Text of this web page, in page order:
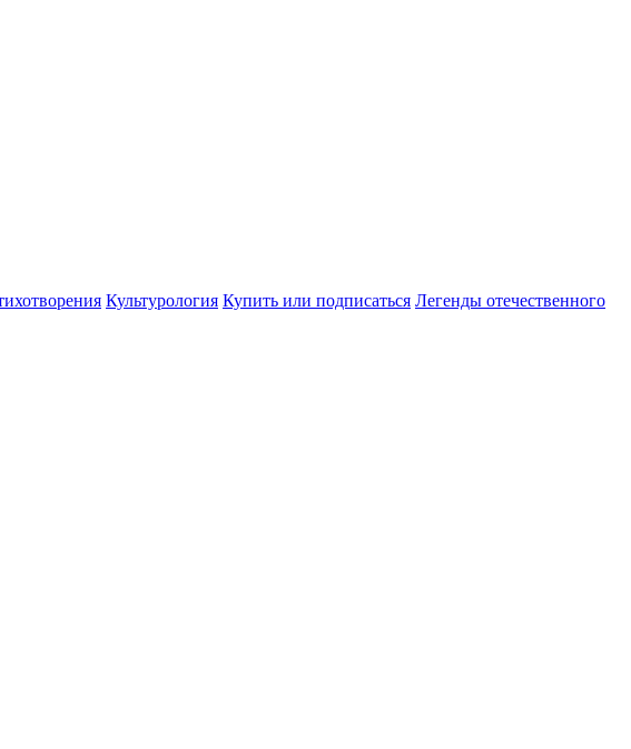
Культурология Купить или подписаться Легенды отечественного